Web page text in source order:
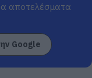
αποτελέσματα
Google